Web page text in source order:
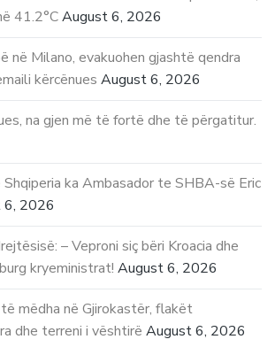
41.2°CAugust 6, 2026
në Milano, evakuohen gjashtë qendra
kërcënues August 6, 2026
na gjen më të fortë dhe të përgatitur.
ka Ambasador te SHBA-së Eric
6, 2026
– Veproni siç bëri Kroacia dhe
kryeministrat! August 6, 2026
mëdha në Gjirokastër, flakët
dhe terreni i vështirë August 6, 2026